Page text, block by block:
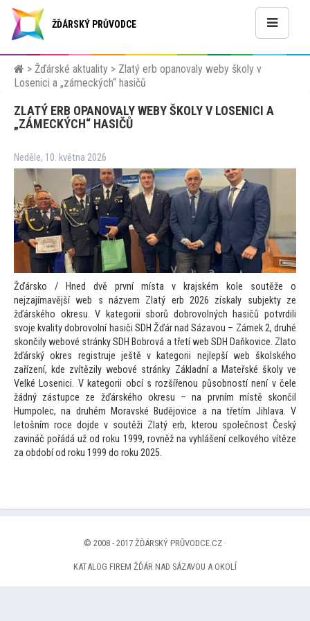
ŽĎÁRSKÝ PRŮVODCE
> Žďárské aktuality > Zlatý erb opanovaly weby školy v
Losenici a „zámeckých“ hasičů
ZLATÝ ERB OPANOVALY WEBY ŠKOLY V LOSENICI A
„ZÁMECKÝCH“ HASIČŮ
Neděle, 10. května 2026
Žďársko / Hned dvě první místa v krajském kole soutěže o
nejzajímavější web s názvem Zlatý erb 2026 získaly subjekty ze
žďárského okresu. V kategorii sborů dobrovolných hasičů potvrdili
svoje kvality dobrovolní hasiči SDH Žďár nad Sázavou – Zámek 2, druhé
skončily webové stránky SDH Bobrová a třetí web SDH Daňkovice. Zlato
žďárský okres registruje ještě v kategorii nejlepší web školského
zařízení, kde zvítězily webové stránky Základní a Mateřské školy ve
Velké Losenici. V kategorii obcí s rozšířenou působností není v čele
žádný zástupce ze žďárského okresu – na prvním místě skončil
Humpolec, na druhém Moravské Budějovice a na třetím Jihlava. V
letošním roce dojde v soutěži Zlatý erb, kterou společnost Český
zavináč pořádá už od roku 1999, rovněž na vyhlášení celkového vítěze
za období od roku 1999 do roku 2025.
© 2008 - 2017 ŽĎÁRSKÝ PRŮVODCE.CZ ·
KATALOG FIREM ŽĎÁR NAD SÁZAVOU A OKOLÍ